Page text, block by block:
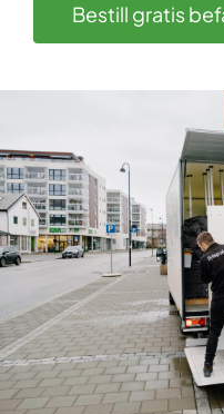
Bestill gratis